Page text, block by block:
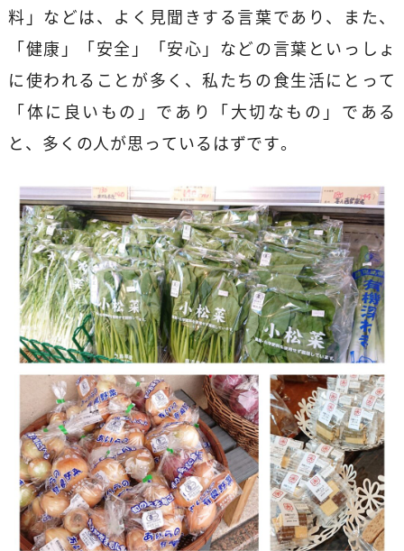
料」などは、よく見聞きする言葉であり、また、
「健康」「安全」「安心」などの言葉といっしょ
に使われることが多く、私たちの食生活にとって
「体に良いもの」であり「大切なもの」である
と、多くの人が思っているはずです。